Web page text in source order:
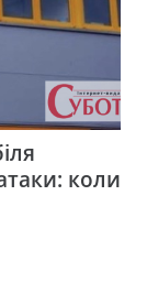
коли